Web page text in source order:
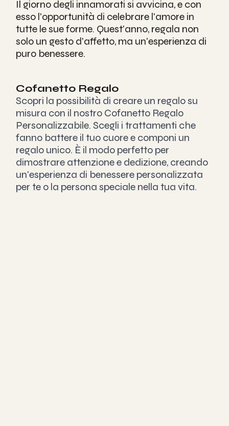
Il giorno degli innamorati si avvicina, e con
esso l'opportunità di celebrare l'amore in
tutte le sue forme. Quest'anno, regala non
solo un gesto d'affetto, ma un'esperienza di
puro benessere.
Cofanetto Regalo
Scopri la possibilità di creare un regalo su
misura con il nostro Cofanetto Regalo
Personalizzabile. Scegli i trattamenti che
fanno battere il tuo cuore e componi un
regalo unico. È il modo perfetto per
dimostrare attenzione e dedizione, creando
un'esperienza di benessere personalizzata
per te o la persona speciale nella tua vita.